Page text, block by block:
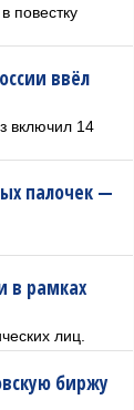
повестку
ввёл
включил 14
палочек —
в рамках
лиц.
биржу